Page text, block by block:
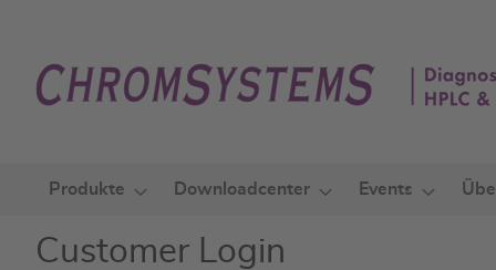
springen
Produkte Downloadcenter Events
Customer Login